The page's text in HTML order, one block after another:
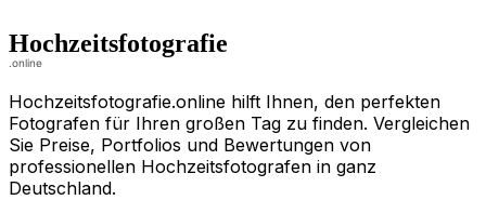
Hochzeitsfotografie.online hilft Ihnen, den perfekten
Fotografen für Ihren großen Tag zu finden. Vergleichen
Sie Preise, Portfolios und Bewertungen von
professionellen Hochzeitsfotografen in ganz
Deutschland.